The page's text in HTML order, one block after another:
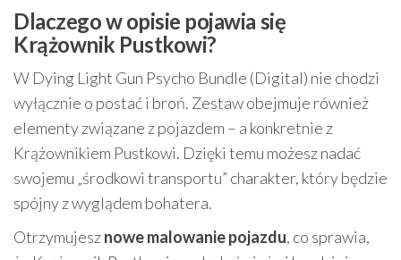
Dlaczego w opisie pojawia się
Krążownik Pustkowi?
W Dying Light Gun Psycho Bundle (Digital) nie chodzi
wyłącznie o postać i broń. Zestaw obejmuje również
elementy związane z pojazdem – a konkretnie z
Krążownikiem Pustkowi. Dzięki temu możesz nadać
swojemu „środkowi transportu” charakter, który będzie
spójny z wyglądem bohatera.
Otrzymujesznowe malowanie pojazdu, co sprawia,